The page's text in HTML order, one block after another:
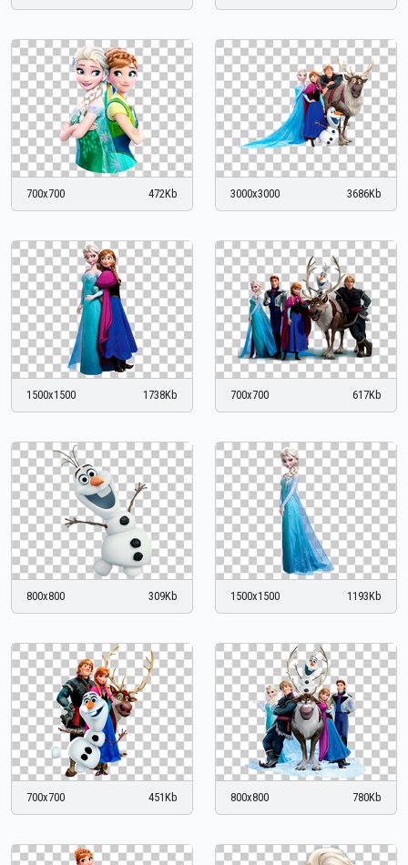
700x700 472Kb 3000x3000 3686Kb
1500x1500 1738Kb 700x700 617Kb
800x800 309Kb 1500x1500 1193Kb
700x700 451Kb 800x800 780Kb